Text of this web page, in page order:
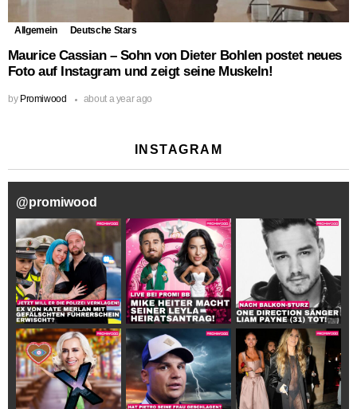
Allgemein Deutsche Stars
Maurice Cassian – Sohn von Dieter Bohlen postet neues
Foto auf Instagram und zeigt seine Muskeln!
by Promiwood about a year ago
INSTAGRAM
@promiwood